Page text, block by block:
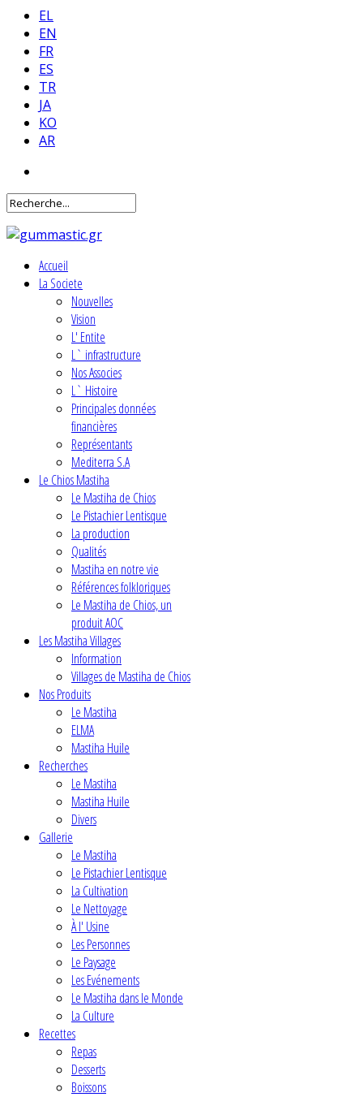
EL
EN
FR
ES
TR
JA
KO
AR
Accueil
La Societe
Nouvelles
Vision
L' Entite
L` infrastructure
Nos Associes
L` Histoire
Principales données
financières
Représentants
Mediterra S.A
Le Chios Mastiha
Le Mastiha de Chios
Le Pistachier Lentisque
La production
Qualités
Mastiha en notre vie
Références folkloriques
Le Mastiha de Chios, un
produit AOC
Les Mastiha Villages
Information
Villages de Mastiha de Chios
Nos Produits
Le Mastiha
ELMA
Mastiha Huile
Recherches
Le Mastiha
Mastiha Huile
Divers
Gallerie
Le Mastiha
Le Pistachier Lentisque
La Cultivation
Le Nettoyage
À l' Usine
Les Personnes
Le Paysage
Les Evénements
Le Mastiha dans le Monde
La Culture
Recettes
Repas
Desserts
Boissons